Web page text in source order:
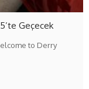
Geçecek
to Derry